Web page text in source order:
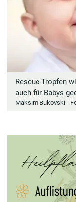
Rescue-Tropfen
auch für Babys
Maksim Bukovski -